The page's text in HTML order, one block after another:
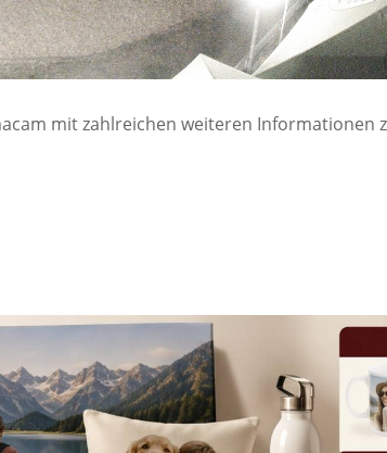
mit zahlreichen weiteren Informationen